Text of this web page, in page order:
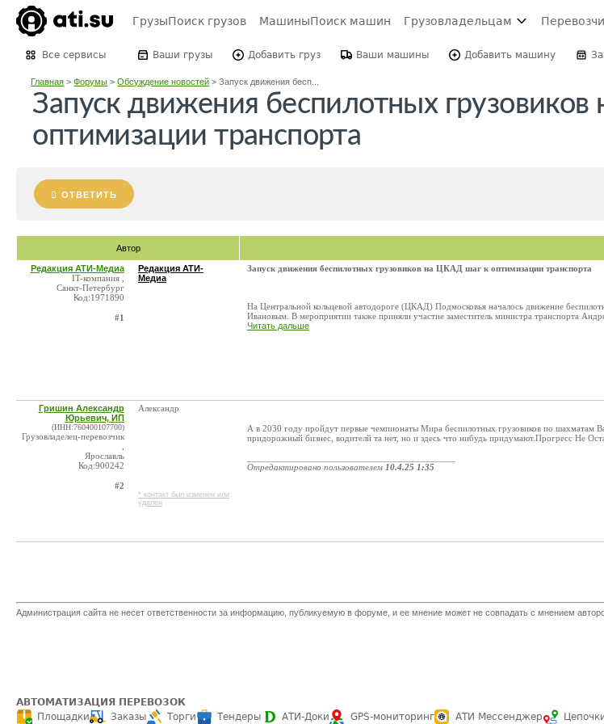
ГрузыПоиск грузов МашиныПоиск машин Грузовладельцам
Все сервисы Ваши грузы Добавить груз Ваши машины Добавить машину
Главная >Форумы >Обсуждение новостей >Запуск движения бесп...
Запуск движения беспилотных
оптимизации транспорта
ОТВЕТИТЬ
Автор
Редакция АТИ-Медиа
IT-компания ,
Санкт-Петербург
Код:1971890
#1
Редакция АТИ-
Медиа
Запуск движения беспилотных грузовиков на ЦКАД шаг к оптимизации транспорта
На Центральной кольцевой автодороге (ЦКАД) Подмосковья началось движение
Ивановым. В мероприятии также приняли участие заместитель министра транспорта
Читать дальше
Гришин Александр
Юрьевич, ИП
(ИНН:760400107700)
Грузовладелец-перевозчик
Ярославль
Код:900242
#2
Александр
* контакт был изменен или
удален
А в 2030 году пройдут первые чемпионаты Мира беспилотных грузовиков по шахматам
придорожный бизнес, водителй та нет, но и здесь что нибудь придумают.Прогресс Не
Отредактировано пользователем 10.4.25 1:35
Администрация сайта не несет ответственности за информацию, публикуемую в форуме, и ее мнение может не совпадать с мнением
АВТОМАТИЗАЦИЯ ПЕРЕВОЗОК
Площадки
Заказы Торги Тендеры АТИ-Доки GPS-мониторинг АТИ Мессенджер